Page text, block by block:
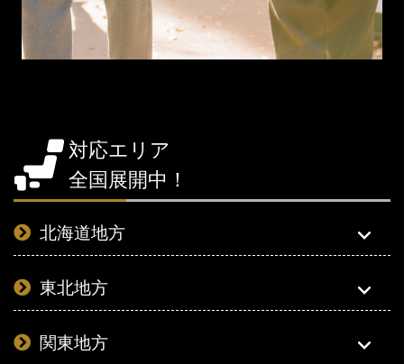
対応エリア
全国展開中！
北海道地方
東北地方
関東地方